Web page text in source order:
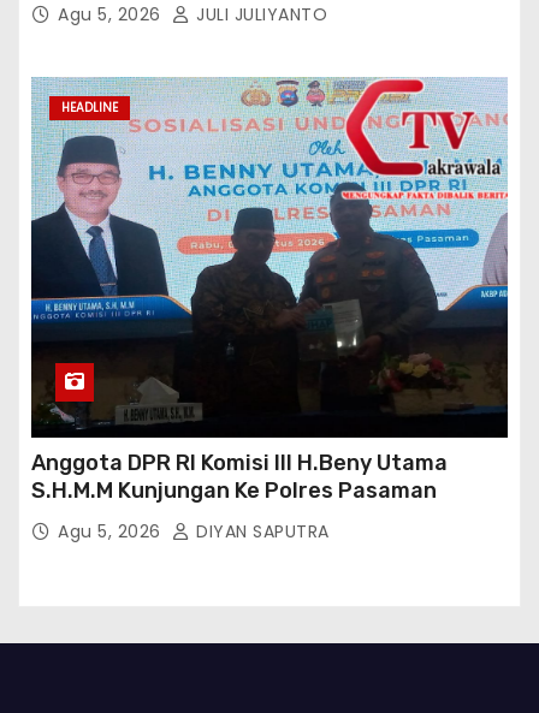
Agu 5, 2026 JULI JULIYANTO
HEADLINE
Anggota DPR RI Komisi III H.Beny Utama
S.H.M.M Kunjungan Ke Polres Pasaman
Agu 5, 2026 DIYAN SAPUTRA